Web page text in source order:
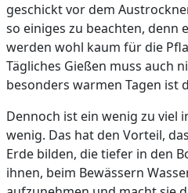
geschickt vor dem
so einiges zu beachten, denn
werden wohl kaum für die
Tägliches Gießen muss auch
besonders warmen Tagen ist
Dennoch ist ein wenig zu viel
wenig. Das hat den Vorteil,
Erde bilden, die tiefer in den
ihnen, beim Bewässern